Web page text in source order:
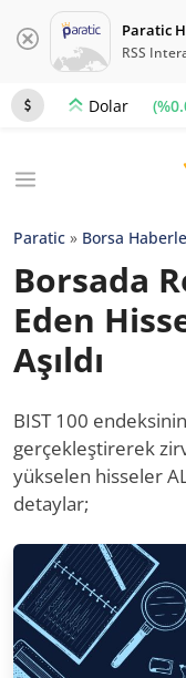
Paratic
RSS
Dolar
Paratic » Borsa
Borsada
Eden
Aşıldı
BIST 100
gerçekleştirerek
yükselen hisseler
detaylar;